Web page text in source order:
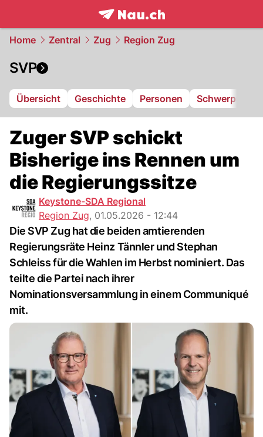
frontpage.NAU.ch
Home Zentral Zug Region Zug
SVP
Übersicht Geschichte Personen Schwerpunkte
Zuger SVP schickt
Bisherige ins Rennen um
die Regierungssitze
Keystone-SDA Regional
Region Zug, 01.05.2026 - 12:44
Die SVP Zug hat die beiden amtierenden
Regierungsräte Heinz Tännler und Stephan
Schleiss für die Wahlen im Herbst nominiert. Das
teilte die Partei nach ihrer
Nominationsversammlung in einem Communiqué
mit.